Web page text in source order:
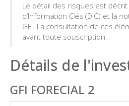
Le détail des risques est
d’Information Clés (DIC) et la
GFI. La consultation de ces
avant toute souscription.
Détails de
GFI FORECIAL 2